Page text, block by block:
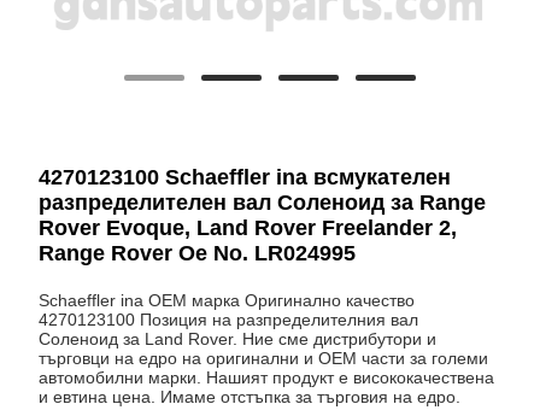
4270123100 Schaeffler ina всмукателен
разпределителен вал Соленоид за Range
Rover Evoque, Land Rover Freelander 2,
Range Rover Oe No. LR024995
Schaeffler ina OEM марка Оригинално качество
4270123100 Позиция на разпределителния вал
Соленоид за Land Rover. Ние сме дистрибутори и
търговци на едро на оригинални и OEM части за големи
автомобилни марки. Нашият продукт е висококачествена
и евтина цена. Имаме отстъпка за търговия на едро.